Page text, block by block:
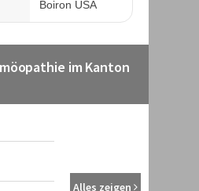
im Kanton
Alles zeigen